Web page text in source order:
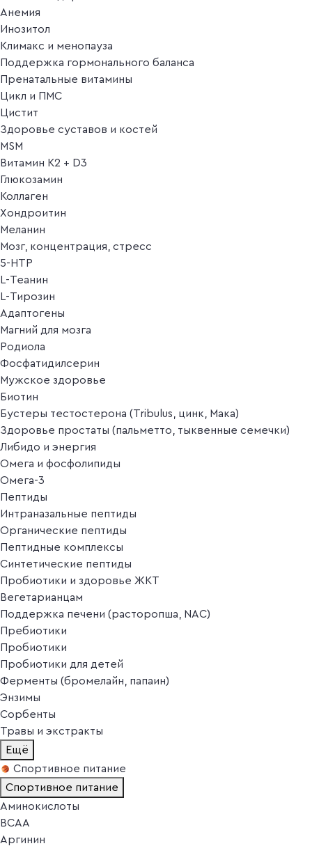
Анемия
Инозитол
Климакс и менопауза
Поддержка гормонального баланса
Пренатальные витамины
Цикл и ПМС
Цистит
Здоровье суставов и костей
MSM
Витамин K2 + D3
Глюкозамин
Коллаген
Хондроитин
Меланин
Мозг, концентрация, стресс
5-HTP
L-Теанин
L-Тирозин
Адаптогены
Магний для мозга
Родиола
Фосфатидилсерин
Мужское здоровье
Биотин
Бустеры тестостерона (Tribulus, цинк, Мака)
Здоровье простаты (пальметто, тыквенные семечки)
Либидо и энергия
Омега и фосфолипиды
Омега-3
Пептиды
Интраназальные пептиды
Органические пептиды
Пептидные комплексы
Синтетические пептиды
Пробиотики и здоровье ЖКТ
Вегетарианцам
Поддержка печени (расторопша, NAC)
Пребиотики
Пробиотики
Пробиотики для детей
Ферменты (бромелайн, папаин)
Энзимы
Сорбенты
Травы и экстракты
Ещё
Спортивное питание
Спортивное питание
Аминокислоты
BCAA
Аргинин